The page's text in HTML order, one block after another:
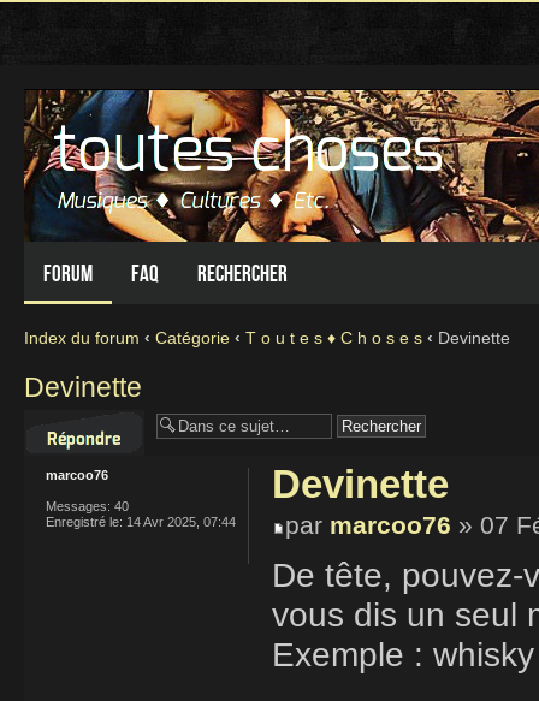
Forum FAQ Rechercher
Index du forum ‹ Catégorie ‹ T o u t e s ♦ C h o s e s ‹ Devinette
Devinette
Devinette
par marcoo76 » 07
De tête, pouvez-
vous dis un seul
Exemple : whisky
marcoo76
Messages: 40
Enregistré le: 14 Avr 2025, 07:44